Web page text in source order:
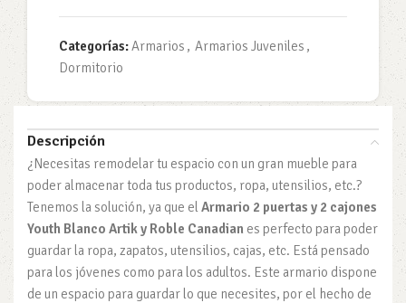
Categorías:Armarios , Armarios Juveniles ,
Dormitorio
Descripción
¿Necesitas remodelar tu espacio con un gran mueble para
poder almacenar toda tus productos, ropa, utensilios, etc.?
Tenemos la solución, ya que elArmario 2 puertas y 2 cajones
Youth Blanco Artik y Roble Canadian es perfecto para poder
guardar la ropa, zapatos, utensilios, cajas, etc. Está pensado
para los jóvenes como para los adultos. Este armario dispone
de un espacio para guardar lo que necesites, por el hecho de